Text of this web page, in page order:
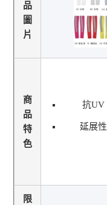
品
圖
片
商
品
特
色
抗UV
延展
限